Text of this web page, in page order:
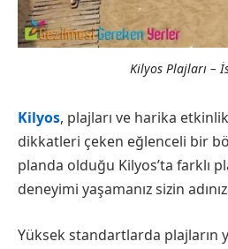
Kilyos Plajları –
Kilyos, plajları ve harika
dikkatleri çeken eğlenceli bir
planda olduğu Kilyos’ta farklı
deneyimi yaşamanız sizin
Yüksek standartlarda plajların